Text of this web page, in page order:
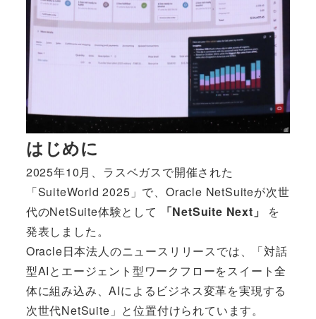
はじめに
2025年10月、ラスベガスで開催された
「SuiteWorld 2025」で、Oracle NetSuiteが次世
代のNetSuite体験として
「NetSuite Next」
を
発表しました。
Oracle日本法人のニュースリリースでは、「対話
型AIとエージェント型ワークフローをスイート全
体に組み込み、AIによるビジネス変革を実現する
次世代NetSuite」と位置付けられています。